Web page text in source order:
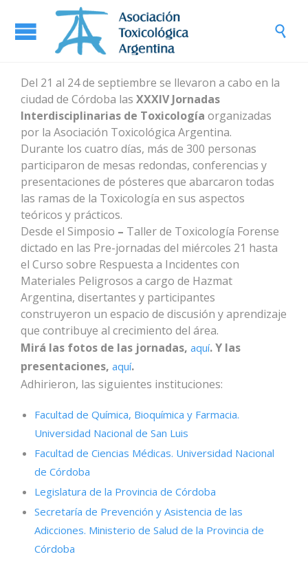

Del 21 al 24 de septiembre se llevaron a cabo en la
ciudad de Córdoba las XXXIV Jornadas
Interdisciplinarias de Toxicología organizadas
por la Asociación Toxicológica Argentina.
Durante los cuatro días, más de 300 personas
participaron de mesas redondas, conferencias y
presentaciones de pósteres que abarcaron todas
las ramas de la Toxicología en sus aspectos
teóricos y prácticos.
Desde el Simposio – Taller de Toxicología Forense
dictado en las Pre-jornadas del miércoles 21 hasta
el Curso sobre Respuesta a Incidentes con
Materiales Peligrosos a cargo de Hazmat
Argentina, disertantes y participantes
construyeron un espacio de discusión y aprendizaje
que contribuye al crecimiento del área.
Mirá las fotos de las jornadas, aquí. Y las
presentaciones, aquí.
Adhirieron, las siguientes instituciones:
Facultad de Química, Bioquímica y Farmacia.
Universidad Nacional de San Luis
Facultad de Ciencias Médicas. Universidad Nacional
de Córdoba
Legislatura de la Provincia de Córdoba
Secretaría de Prevención y Asistencia de las
Adicciones. Ministerio de Salud de la Provincia de
Córdoba